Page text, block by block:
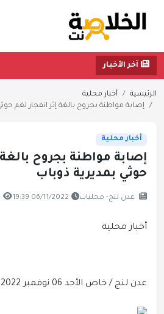
آخر الأخبار
الرئيسية
أخبار محلية
إصابة مواطنة بجروح بالغة إثر انفجار لغم
أخبار محلية
إصابة مواطنة بجروح بالغة
حوثي بمديرية ذوباب
عدن لنج- محليات 06/11/2022 19:39
أخبار محلية
عدن لنج / خاص الأحد 06 نوفمبر 2022 07:34 مساءً